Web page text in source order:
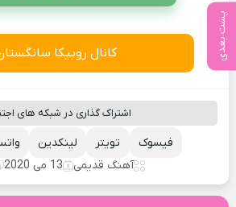
پست بعدی کانال روبیکا
اشتراک گذاری در شبکه های
لینکدین تویتر
فیسوک
آهنگ قدیمی
13 می 2020